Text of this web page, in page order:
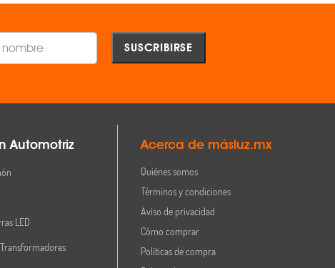
Automotriz
LED
Acerca de másluz.mx
Quiénes somos
Términos y condiciones
Aviso de privacidad
Cómo comprar
Políticas de compra